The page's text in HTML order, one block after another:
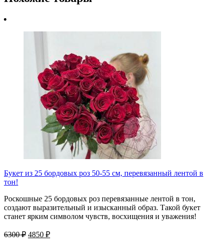
Букет из 25 бордовых роз 50-55 см, перевязанный лентой в
тон!
Роскошные 25 бордовых роз перевязанные лентой в тон,
создают выразительный и изысканный образ. Такой букет
станет ярким символом чувств, восхищения и уважения!
6300 ₽ 4850 ₽